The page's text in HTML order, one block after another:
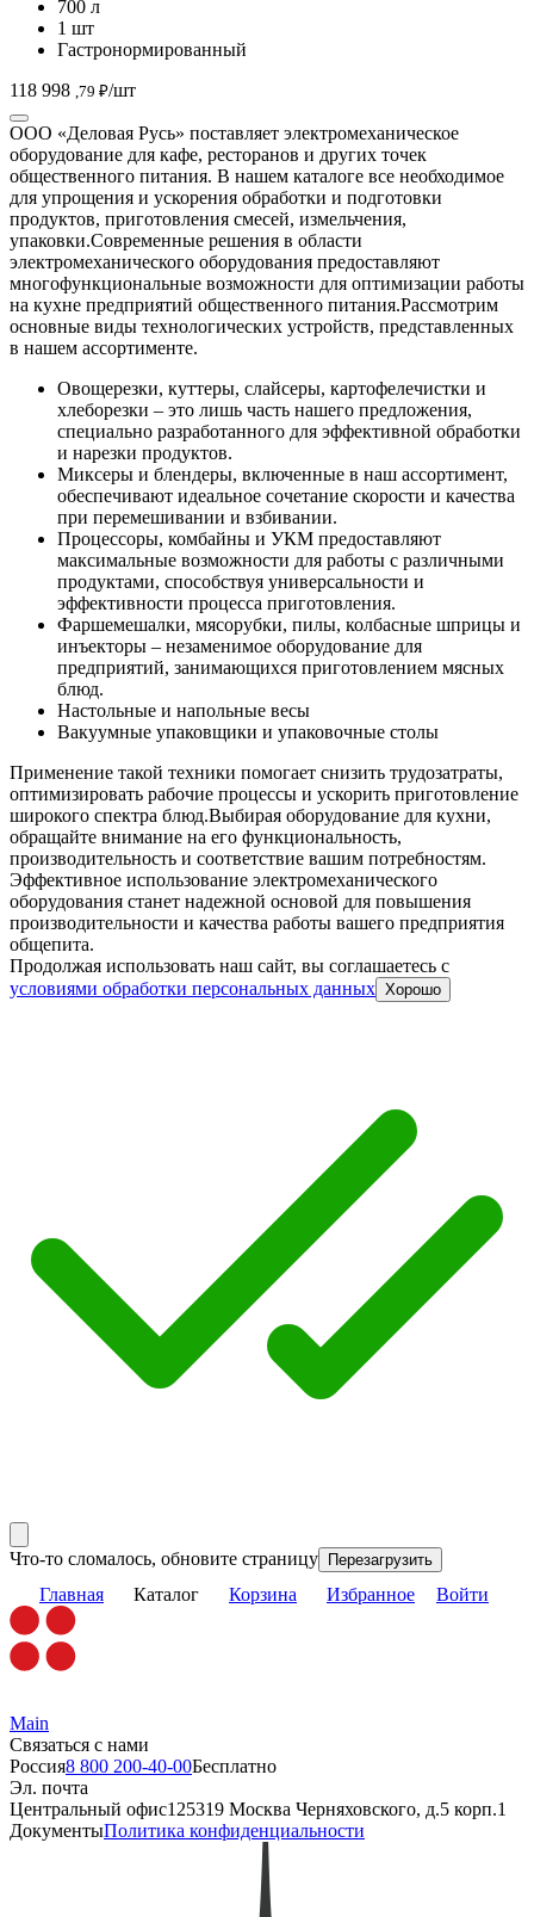
700 л
1 шт
Гастронормированный
118 998 ,79 ₽/шт
ООО «Деловая Русь» поставляет электромеханическое
оборудование для кафе, ресторанов и других точек
общественного питания. В нашем каталоге все необходимое
для упрощения и ускорения обработки и подготовки
продуктов, приготовления смесей, измельчения,
упаковки.Современные решения в области
электромеханического оборудования предоставляют
многофункциональные возможности для оптимизации работы
на кухне предприятий общественного питания.Рассмотрим
основные виды технологических устройств, представленных
в нашем ассортименте.
Овощерезки, куттеры, слайсеры, картофелечистки и
хлеборезки – это лишь часть нашего предложения,
специально разработанного для эффективной обработки
и нарезки продуктов.
Миксеры и блендеры, включенные в наш ассортимент,
обеспечивают идеальное сочетание скорости и качества
при перемешивании и взбивании.
Процессоры, комбайны и УКМ предоставляют
максимальные возможности для работы с различными
продуктами, способствуя универсальности и
эффективности процесса приготовления.
Фаршемешалки, мясорубки, пилы, колбасные шприцы и
инъекторы – незаменимое оборудование для
предприятий, занимающихся приготовлением мясных
блюд.
Настольные и напольные весы
Вакуумные упаковщики и упаковочные столы
Применение такой техники помогает снизить трудозатраты,
оптимизировать рабочие процессы и ускорить приготовление
широкого спектра блюд.Выбирая оборудование для кухни,
обращайте внимание на его функциональность,
производительность и соответствие вашим потребностям.
Эффективное использование электромеханического
оборудования станет надежной основой для повышения
производительности и качества работы вашего предприятия
общепита.
Продолжая использовать наш сайт, вы соглашаетесь c
условиями обработки персональных данных Хорошо
Что-то сломалось, обновите страницу Перезагрузить
Главная Каталог Корзина Избранное Войти
Main
Связаться с нами
Россия8 800 200-40-00Бесплатно
Эл. почта
Центральный офис125319 Москва Черняховского, д.5 корп.1
ДокументыПолитика конфиденциальности